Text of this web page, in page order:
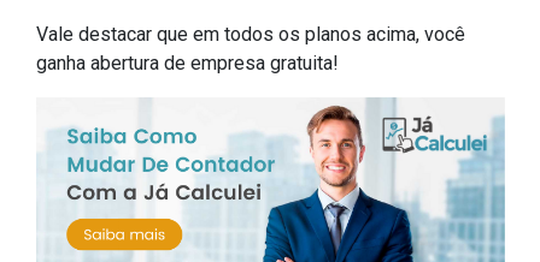
Vale destacar que em todos os planos acima, você
ganha abertura de empresa gratuita!